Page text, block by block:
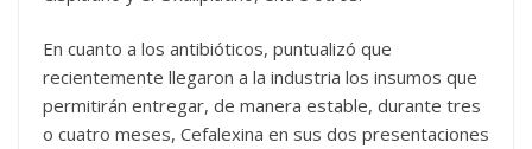
En cuanto a los antibióticos, puntualizó que
recientemente llegaron a la industria los insumos que
permitirán entregar, de manera estable, durante tres
o cuatro meses, Cefalexina en sus dos presentaciones